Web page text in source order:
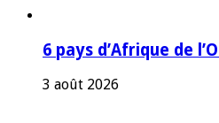
6 pays d’Afrique de
3 août 2026